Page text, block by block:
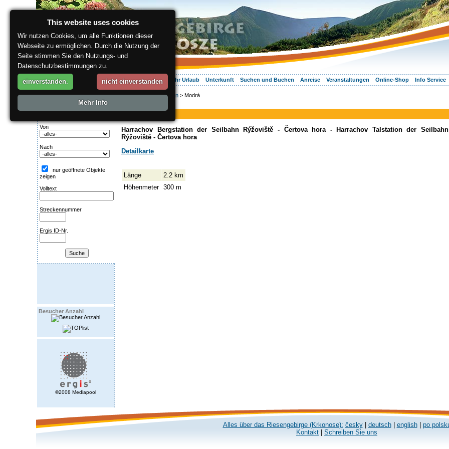
Über die Region Aktiv Erleben Entspannung Ihr Urlaub Unterkunft Suchen und Buchen Anreise Veranstaltungen Online-Shop Info Service
Von
Nach
nur geöffnete Objekte
zeigen
Volltext
Streckennummer
Ergis ID-Nr.
Besucher Anzahl
©2008 Mediapool
ergis.cz>Aktiv Erleben > Modrá
Modrá
Harrachov Bergstation der Seilbahn Rýžoviště - Čertova hora - Harrachov Talstation der Seilbahn
Rýžoviště - Čertova hora
Detailkarte
Länge
2.2 km
Höhenmeter 300 m
Alles über das Riesengebirge (Krkonose): česky| deutsch| english| po
Kontakt
Schreiben Sie uns
This website uses cookies
Wir nutzen Cookies, um alle Funktionen dieser
Webseite zu ermöglichen. Durch die Nutzung der
Seite stimmen Sie den Nutzungs- und
Datenschutzbestimmungen zu.
einverstanden. nicht einverstanden
Mehr Info